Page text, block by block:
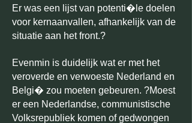
Er was een lijst van potenti�le doelen
voor kernaanvallen, afhankelijk van de
situatie aan het front.?
Evenmin is duidelijk wat er met het
veroverde en verwoeste Nederland en
Belgi� zou moeten gebeuren. ?Moest
er een Nederlandse, communistische
Volksrepubliek komen of gedwongen